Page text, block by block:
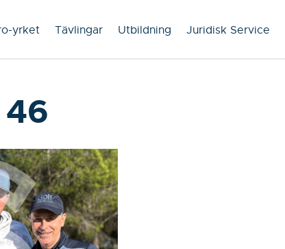
yrket Tävlingar Utbildning Juridisk Service